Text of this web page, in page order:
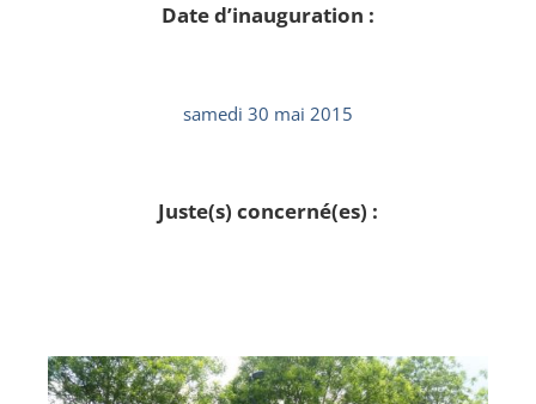
Date d’inauguration :
samedi 30 mai 2015
Juste(s) concerné(es) :